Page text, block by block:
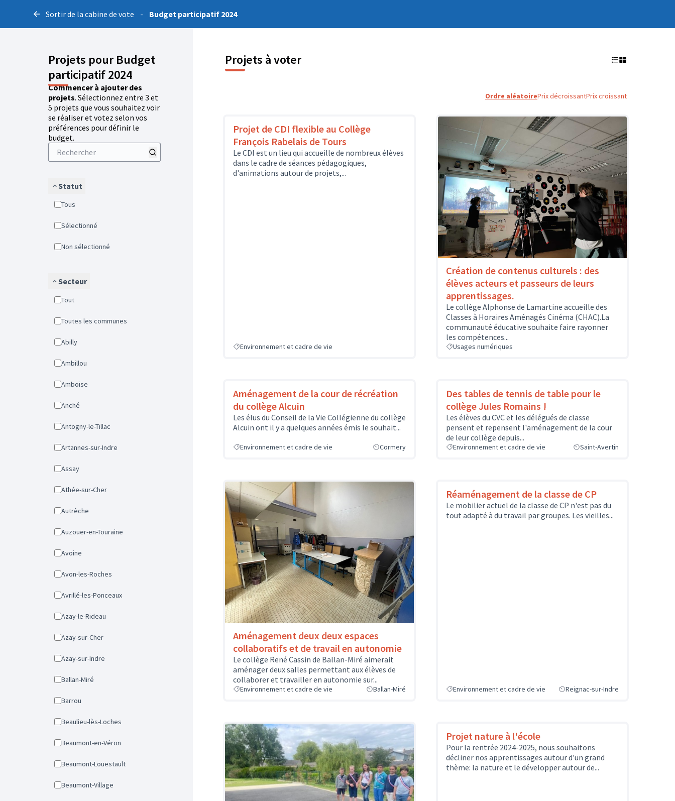
Sortir de la cabine de vote - Budget participatif 2024
Projets pour Budget
participatif 2024
Commencer à ajouter des
projets. Sélectionnez entre 3 et
5 projets que vous souhaitez voir
se réaliser et votez selon vos
préférences pour définir le
budget.
Statut
Tous
Sélectionné
Non sélectionné
Secteur
Tout
Toutes les communes
Abilly
Ambillou
Amboise
Anché
Antogny-le-Tillac
Artannes-sur-Indre
Assay
Athée-sur-Cher
Autrèche
Auzouer-en-Touraine
Avoine
Avon-les-Roches
Avrillé-les-Ponceaux
Azay-le-Rideau
Azay-sur-Cher
Azay-sur-Indre
Ballan-Miré
Barrou
Beaulieu-lès-Loches
Beaumont-en-Véron
Beaumont-Louestault
Beaumont-Village
Projets à voter
Ordre aléatoirePrix décroissantPrix croissant
Projet de CDI flexible au Collège
François Rabelais de Tours
Le CDI est un lieu qui accueille de nombreux élèves
dans le cadre de séances pédagogiques,
d'animations autour de projets,...
Environnement et cadre de vie
Création de contenus culturels : des
élèves acteurs et passeurs de leurs
apprentissages.
Le collège Alphonse de Lamartine accueille des
Classes à Horaires Aménagés Cinéma (CHAC).La
communauté éducative souhaite faire rayonner
les compétences...
Usages numériques
Aménagement de la cour de récréation
du collège Alcuin
Les élus du Conseil de la Vie Collégienne du collège
Alcuin ont il y a quelques années émis le souhait...
Environnement et cadre de vie Cormery
Des tables de tennis de table pour le
collège Jules Romains !
Les élèves du CVC et les délégués de classe
pensent et repensent l'aménagement de la cour
de leur collège depuis...
Environnement et cadre de vie Saint-Avertin
Aménagement deux deux espaces
collaboratifs et de travail en autonomie
Le collège René Cassin de Ballan-Miré aimerait
aménager deux salles permettant aux élèves de
collaborer et travailler en autonomie sur...
Environnement et cadre de vie Ballan-Miré
Réaménagement de la classe de CP
Le mobilier actuel de la classe de CP n'est pas du
tout adapté à du travail par groupes. Les vieilles...
Environnement et cadre de vie Reignac-sur-Indre
Projet nature à l'école
Pour la rentrée 2024-2025, nous souhaitons
décliner nos apprentissages autour d'un grand
thème: la nature et le développer autour de...